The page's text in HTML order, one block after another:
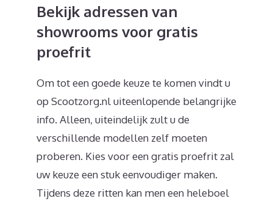
Bekijk adressen van
showrooms voor gratis
proefrit
Om tot een goede keuze te komen vindt u
op Scootzorg.nl uiteenlopende belangrijke
info. Alleen, uiteindelijk zult u de
verschillende modellen zelf moeten
proberen. Kies voor een gratis proefrit zal
uw keuze een stuk eenvoudiger maken.
Tijdens deze ritten kan men een heleboel